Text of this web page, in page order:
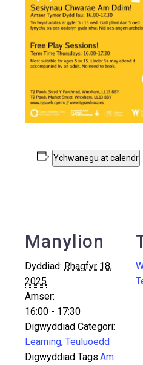
Ychwanegu at calendr
Manylion
Dyddiad: Rhagfyr 18,
2025
Amser:
16:00 - 17:30
Digwyddiad Categori:
Learning, Teuluoedd
Digwyddiad Tags:Am